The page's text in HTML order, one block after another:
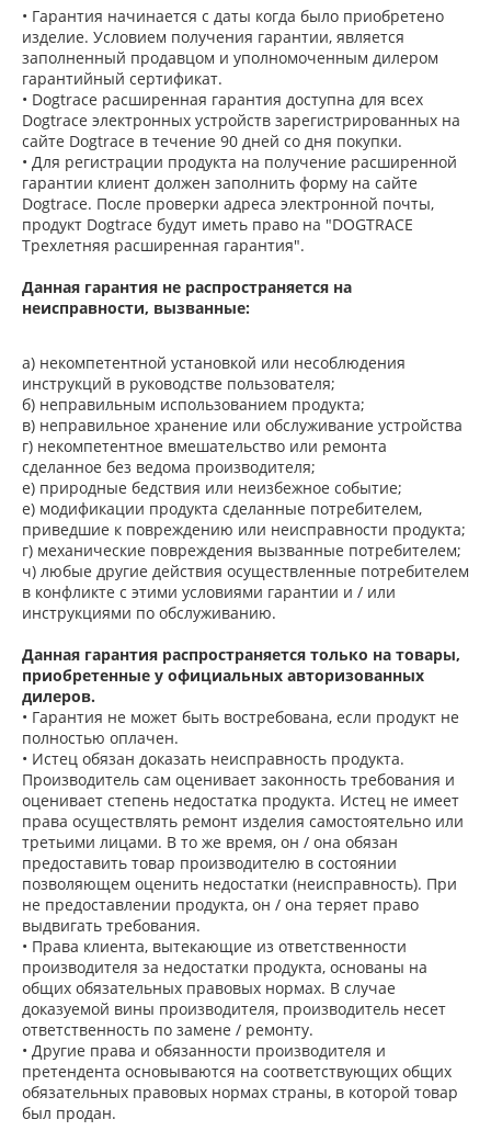
• Гарантия начинается с даты когда было приобретено
изделие. Условием получения гарантии, является
заполненный продавцом и уполномоченным дилером
гарантийный сертификат.
• Dogtrace расширенная гарантия доступна для всех
Dogtrace электронных устройств зарегистрированных на
сайте Dogtrace в течение 90 дней со дня покупки.
• Для регистрации продукта на получение расширенной
гарантии клиент должен заполнить форму на сайте
Dogtrace. После проверки адреса электронной почты,
продукт Dogtrace будут иметь право на "DOGTRACE
Трехлетняя расширенная гарантия".
Данная гарантия не распространяется на
неисправности, вызванные:
а) некомпетентной установкой или несоблюдения
инструкций в руководстве пользователя;
б) неправильным использованием продукта;
в) неправильное хранение или обслуживание устройства
г) некомпетентное вмешательство или ремонта
сделанное без ведома производителя;
е) природные бедствия или неизбежное событие;
е) модификации продукта сделанные потребителем,
приведшие к повреждению или неисправности продукта;
г) механические повреждения вызванные потребителем;
ч) любые другие действия осуществленные потребителем
в конфликте с этими условиями гарантии и / или
инструкциями по обслуживанию.
Данная гарантия распространяется только на товары,
приобретенные у официальных авторизованных
дилеров.
• Гарантия не может быть востребована, если продукт не
полностью оплачен.
• Истец обязан доказать неисправность продукта.
Производитель сам оценивает законность требования и
оценивает степень недостатка продукта. Истец не имеет
права осуществлять ремонт изделия самостоятельно или
третьими лицами. В то же время, он / она обязан
предоставить товар производителю в состоянии
позволяющем оценить недостатки (неисправность). При
не предоставлении продукта, он / она теряет право
выдвигать требования.
• Права клиента, вытекающие из ответственности
производителя за недостатки продукта, основаны на
общих обязательных правовых нормах. В случае
доказуемой вины производителя, производитель несет
ответственность по замене / ремонту.
• Другие права и обязанности производителя и
претендента основываются на соответствующих общих
обязательных правовых нормах страны, в которой товар
был продан.